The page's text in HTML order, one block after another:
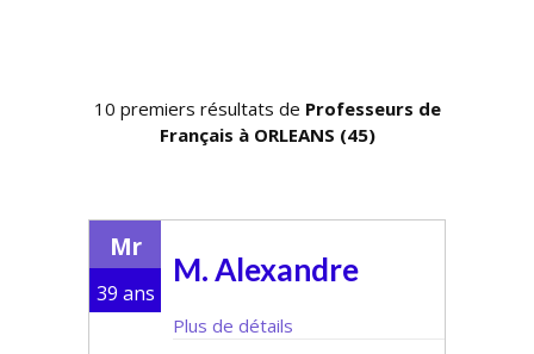
10 premiers résultats de Professeurs de
Français à ORLEANS (45)
Mr
39 ans
M. Alexandre
Plus de détails